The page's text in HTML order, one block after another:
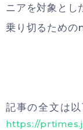
ニアを対象とし
乗り切るための
記事の全文は
https://